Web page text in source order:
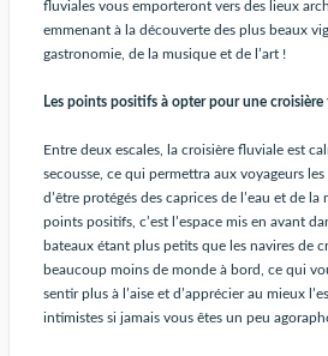
fluviales vous emporteront vers des lieux
emmenant à la découverte des plus beaux
gastronomie, de la musique et de l’art !
Les points positifs à opter pour une croisière
Entre deux escales, la croisière fluviale est
secousse, ce qui permettra aux voyageurs les
d’être protégés des caprices de l’eau et de la
points positifs, c’est l’espace mis en avant
bateaux étant plus petits que les navires de
beaucoup moins de monde à bord, ce qui
sentir plus à l’aise et d’apprécier au mieux
intimistes si jamais vous êtes un peu